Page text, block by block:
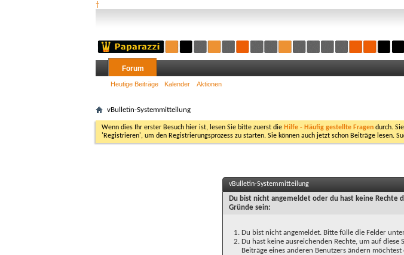
†
Forum
Heutige Beiträge Kalender Aktionen
vBulletin-Systemmitteilung
Wenn dies Ihr erster Besuch hier ist, lesen Sie bitte zuerst die Hilfe - Häufig gestellte Fragen durch.
'Registrieren', um den Registrierungsprozess zu starten. Sie können auch jetzt schon Beiträge lesen.
vBulletin-Systemmitteilung
Du bist nicht angemeldet oder du hast keine
Gründe sein:
Du bist nicht angemeldet. Bitte fülle die Felder
Du hast keine ausreichenden Rechte, um auf diese
Beiträge eines anderen Benutzers ändern